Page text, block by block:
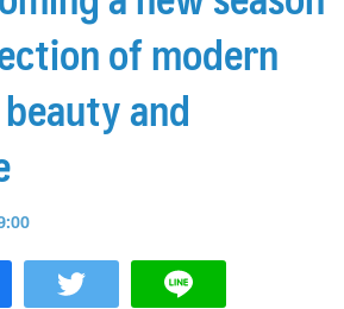
of modern
and